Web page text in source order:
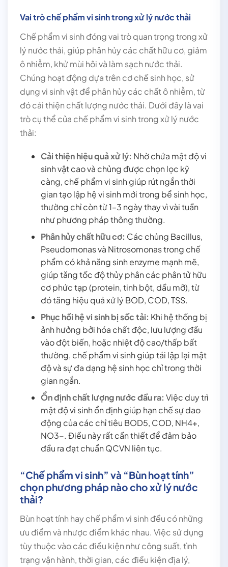
Vai trò chế phẩm vi sinh trong xử lý nước thải
Chế phẩm vi sinh đóng vai trò quan trọng trong xử
lý nước thải, giúp phân hủy các chất hữu cơ, giảm
ô nhiễm, khử mùi hôi và làm sạch nước thải.
Chúng hoạt động dựa trên cơ chế sinh học, sử
dụng vi sinh vật để phân hủy các chất ô nhiễm, từ
đó cải thiện chất lượng nước thải. Dưới đây là vai
trò cụ thể của chế phẩm vi sinh trong xử lý nước
thải:
Cải thiện hiệu quả xử lý: Nhờ chứa mật độ vi
sinh vật cao và chủng được chọn lọc kỹ
càng, chế phẩm vi sinh giúp rút ngắn thời
gian tạo lập hệ vi sinh mới trong bể sinh học,
thường chỉ còn từ 1–3 ngày thay vì vài tuần
như phương pháp thông thường.
Phân hủy chất hữu cơ: Các chủng Bacillus,
Pseudomonas và Nitrosomonas trong chế
phẩm có khả năng sinh enzyme mạnh mẽ,
giúp tăng tốc độ thủy phân các phân tử hữu
cơ phức tạp (protein, tinh bột, dầu mỡ), từ
đó tăng hiệu quả xử lý BOD, COD, TSS.
Phục hồi hệ vi sinh bị sốc tải: Khi hệ thống bị
ảnh hưởng bởi hóa chất độc, lưu lượng đầu
vào đột biến, hoặc nhiệt độ cao/thấp bất
thường, chế phẩm vi sinh giúp tái lập lại mật
độ và sự đa dạng hệ sinh học chỉ trong thời
gian ngắn.
Ổn định chất lượng nước đầu ra: Việc duy trì
mật độ vi sinh ổn định giúp hạn chế sự dao
động của các chỉ tiêu BOD5, COD, NH4+,
NO3−. Điều này rất cần thiết để đảm bảo
đầu ra đạt chuẩn QCVN liên tục.
“Chế phẩm vi sinh” và “Bùn hoạt tính”
chọn phương pháp nào cho xử lý nước
thải?
Bùn hoạt tính hay chế phẩm vi sinh đều có những
ưu điểm và nhược điểm khác nhau. Việc sử dụng
tùy thuộc vào các điều kiện như công suất, tình
trạng vận hành, thời gian, các điều kiện địa lý,